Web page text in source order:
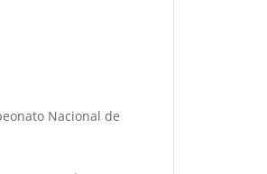
Nacional de